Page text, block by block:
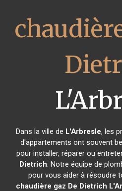
Dans la ville de L'Arbresle, les
d'appartements ont souvent
pour installer, réparer ou
Dietrich. Notre équipe de
pour vous aider à résoudre
chaudière gaz De Dietrich